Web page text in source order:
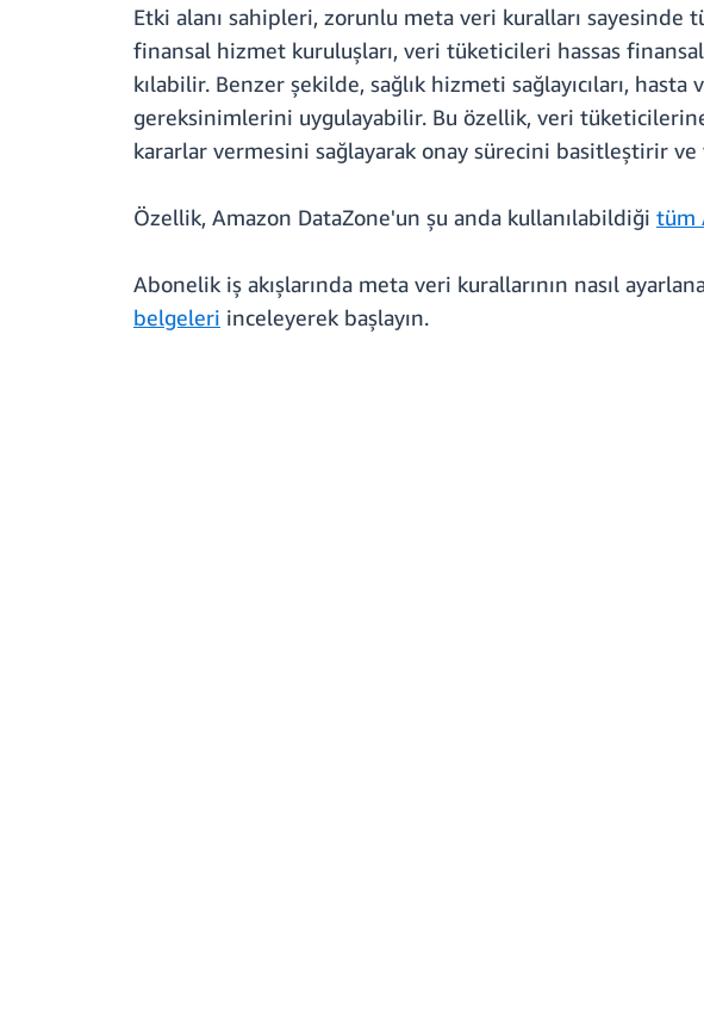
Etki alanı sahipleri, zorunlu meta veri kuralları
finansal hizmet kuruluşları, veri tüketicileri hassas
kılabilir. Benzer şekilde, sağlık hizmeti sağlayıcıları,
gereksinimlerini uygulayabilir. Bu özellik, veri
kararlar vermesini sağlayarak onay sürecini basitleştirir
Özellik, Amazon DataZone'un şu anda kullanılabildiği tüm
Abonelik iş akışlarında meta veri kurallarının nasıl
belgeleri inceleyerek başlayın.